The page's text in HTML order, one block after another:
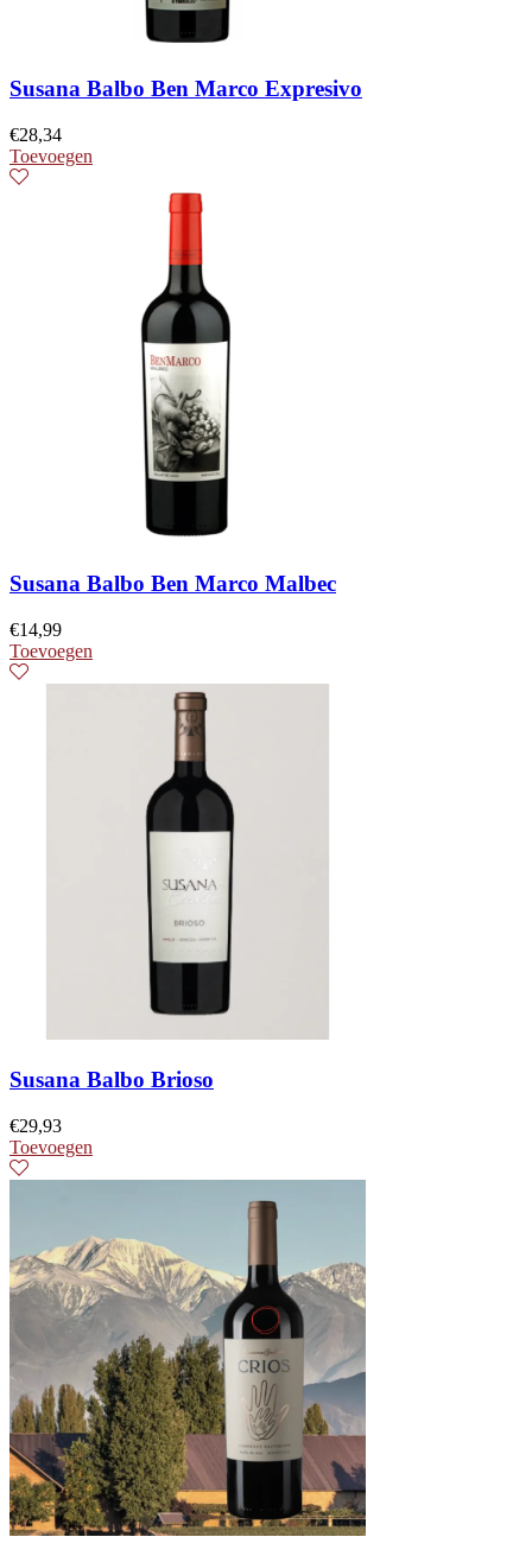
Susana Balbo Ben Marco Expresivo
€28,34
Toevoegen
Susana Balbo Ben Marco Malbec
€14,99
Toevoegen
Susana Balbo Brioso
€29,93
Toevoegen